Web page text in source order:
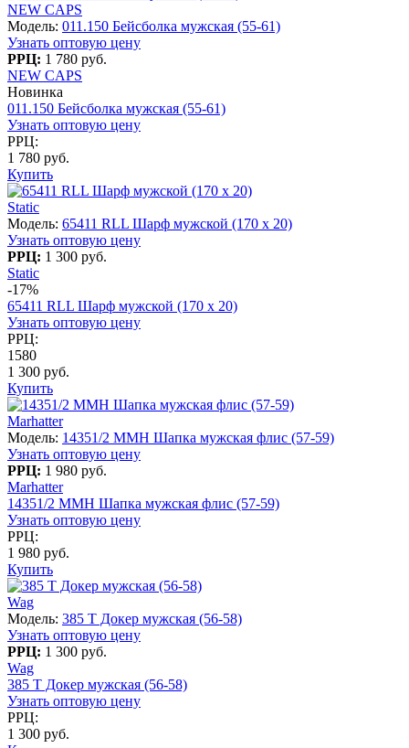
NEW CAPS
Модель: 011.150 Бейсболка мужская (55-61)
Узнать оптовую цену
РРЦ: 1 780 руб.
NEW CAPS
Новинка
011.150 Бейсболка мужская (55-61)
Узнать оптовую цену
РРЦ:
1 780 руб.
Купить
Static
Модель: 65411 RLL Шарф мужской (170 x 20)
Узнать оптовую цену
РРЦ: 1 300 руб.
Static
-17%
65411 RLL Шарф мужской (170 x 20)
Узнать оптовую цену
РРЦ:
1580
1 300 руб.
Купить
Marhatter
Модель: 14351/2 MMH Шапка мужская флис (57-59)
Узнать оптовую цену
РРЦ: 1 980 руб.
Marhatter
14351/2 MMH Шапка мужская флис (57-59)
Узнать оптовую цену
РРЦ:
1 980 руб.
Купить
Wag
Модель: 385 T Докер мужская (56-58)
Узнать оптовую цену
РРЦ: 1 300 руб.
Wag
385 T Докер мужская (56-58)
Узнать оптовую цену
РРЦ:
1 300 руб.